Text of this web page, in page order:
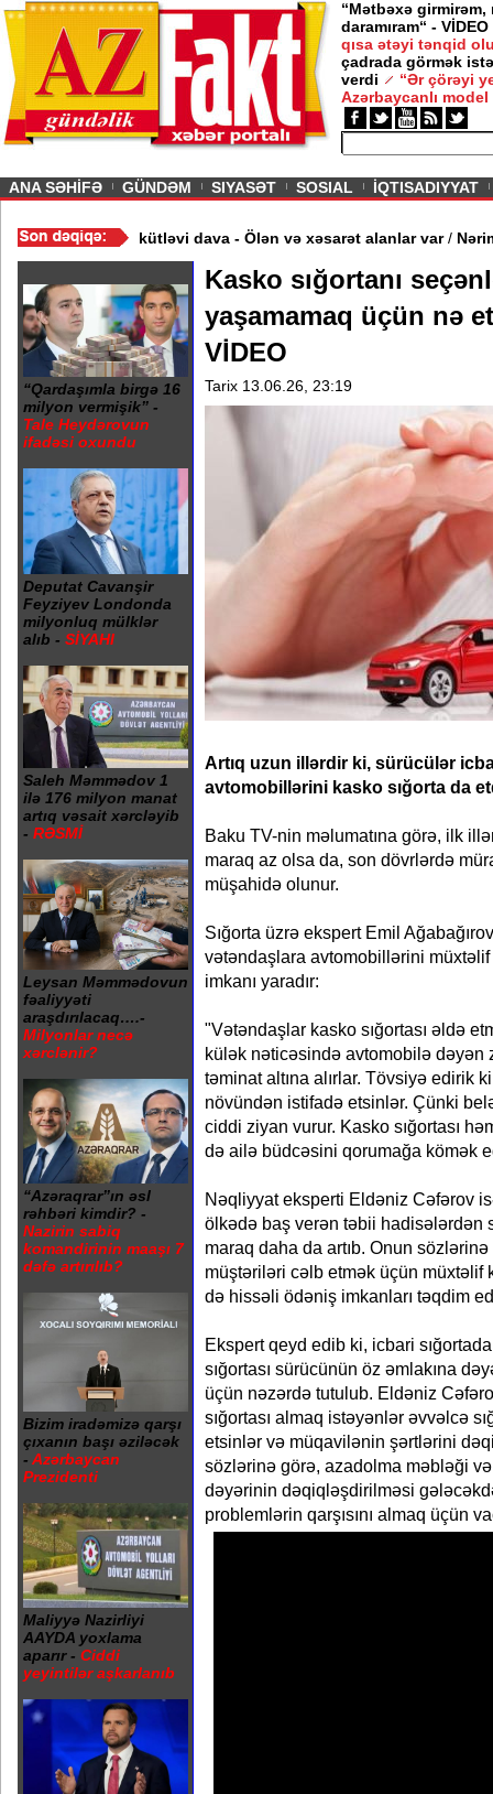
“Mətbəxə girmirəm,
daramıram“ - VİDEO
qısa ətəyi tənqid
çadrada görmək
verdi
“Ər çörəyi
Azərbaycanlı model
/ MAQAZIN / — 12 İyun 2026
“Kişi məclislərinə bir şərtlə gedirəm” -
Nigar
Şabanova
ANA SƏHİFƏ GÜNDƏM SIYASƏT SOSIAL İQTISADIYYAT
Restoranın qarşısında kütləvi dava - Ölən və xəsarət alanlar var
“Qardaşımla birgə 16
milyon vermişik” -
Tale Heydərovun
ifadəsi oxundu
Deputat Cavanşir
Feyziyev Londonda
milyonluq mülklər
alıb - SİYAHI
Saleh Məmmədov 1
ilə 176 milyon manat
artıq vəsait xərcləyib
- RƏSMİ
Leysan Məmmədovun
fəaliyyəti
araşdırılacaq….-
Milyonlar necə
xərclənir?
“Azəraqrar”ın əsl
rəhbəri kimdir? -
Nazirin sabiq
komandirinin maaşı 7
dəfə artırılıb?
Bizim iradəmizə qarşı
çıxanın başı əziləcək
- Azərbaycan
Prezidenti
Maliyyə Nazirliyi
AAYDA yoxlama
aparır - Ciddi
yeyintilər aşkarlanıb
Kasko sığortanı
yaşamamaq üçün nə
VİDEO
Tarix 13.06.26, 23:19
Artıq uzun illərdir ki, sürücülər
avtomobillərini kasko sığorta da
Baku TV-nin məlumatına görə, ilk
maraq az olsa da, son dövrlərdə
müşahidə olunur.
Sığorta üzrə ekspert Emil
vətəndaşlara avtomobillərini
imkanı yaradır:
"Vətəndaşlar kasko sığortası əldə
külək nəticəsində avtomobilə dəyən
təminat altına alırlar. Tövsiyə edirik
növündən istifadə etsinlər. Çünki
ciddi ziyan vurur. Kasko sığortası
də ailə büdcəsini qorumağa kömək
Nəqliyyat eksperti Eldəniz Cəfərov
ölkədə baş verən təbii hadisələrdən
maraq daha da artıb. Onun
müştəriləri cəlb etmək üçün müxtəlif
də hissəli ödəniş imkanları təqdim
Ekspert qeyd edib ki, icbari
sığortası sürücünün öz əmlakına
üçün nəzərdə tutulub. Eldəniz
sığortası almaq istəyənlər əvvəlcə
etsinlər və müqavilənin şərtlərini
sözlərinə görə, azadolma məbləği
dəyərinin dəqiqləşdirilməsi
problemlərin qarşısını almaq üçün